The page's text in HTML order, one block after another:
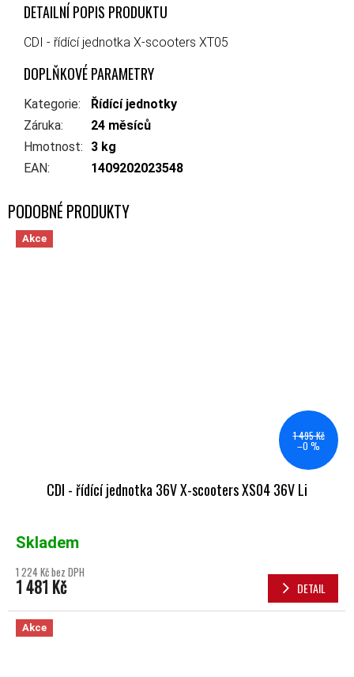
DETAILNÍ POPIS PRODUKTU
CDI - řídící jednotka X-scooters XT05
DOPLŇKOVÉ PARAMETRY
Kategorie:
Řídící jednotky
Záruka:
24 měsíců
Hmotnost:
3 kg
EAN: 1409202023548
Akce
1 495 Kč
–0 %
CDI - řídící jednotka 36V X-scooters XS04 36V Li
Skladem
1 224 Kč bez DPH
1 481 Kč DETAIL
Akce